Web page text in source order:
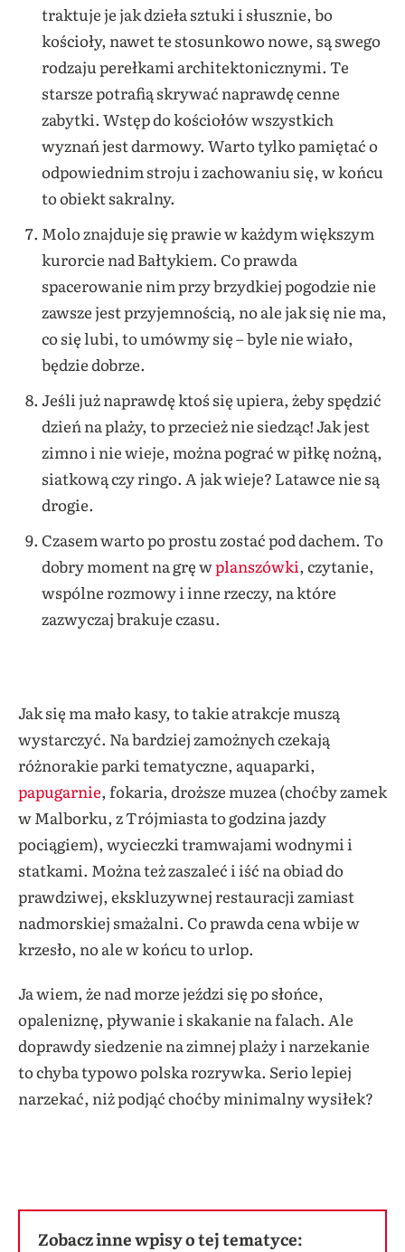
traktuje je jak dzieła sztuki i słusznie, bo
kościoły, nawet te stosunkowo nowe, są swego
rodzaju perełkami architektonicznymi. Te
starsze potrafią skrywać naprawdę cenne
zabytki. Wstęp do kościołów wszystkich
wyznań jest darmowy. Warto tylko pamiętać o
odpowiednim stroju i zachowaniu się, w końcu
to obiekt sakralny.
Molo znajduje się prawie w każdym większym
kurorcie nad Bałtykiem. Co prawda
spacerowanie nim przy brzydkiej pogodzie nie
zawsze jest przyjemnością, no ale jak się nie ma,
co się lubi, to umówmy się – byle nie wiało,
będzie dobrze.
Jeśli już naprawdę ktoś się upiera, żeby spędzić
dzień na plaży, to przecież nie siedząc! Jak jest
zimno i nie wieje, można pograć w piłkę nożną,
siatkową czy ringo. A jak wieje? Latawce nie są
drogie.
Czasem warto po prostu zostać pod dachem. To
dobry moment na grę wplanszówki, czytanie,
wspólne rozmowy i inne rzeczy, na które
zazwyczaj brakuje czasu.
Jak się ma mało kasy, to takie atrakcje muszą
wystarczyć. Na bardziej zamożnych czekają
różnorakie parki tematyczne, aquaparki,
papugarnie, fokaria, droższe muzea (choćby zamek
w Malborku, z Trójmiasta to godzina jazdy
pociągiem), wycieczki tramwajami wodnymi i
statkami. Można też zaszaleć i iść na obiad do
prawdziwej, ekskluzywnej restauracji zamiast
nadmorskiej smażalni. Co prawda cena wbije w
krzesło, no ale w końcu to urlop.
Ja wiem, że nad morze jeździ się po słońce,
opaleniznę, pływanie i skakanie na falach. Ale
doprawdy siedzenie na zimnej plaży i narzekanie
to chyba typowo polska rozrywka. Serio lepiej
narzekać, niż podjąć choćby minimalny wysiłek?
Zobacz inne wpisy o tej tematyce: